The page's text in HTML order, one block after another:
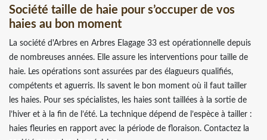
Société taille de haie pour s’occuper de vos
haies au bon moment
La société d'Arbres en Arbres Elagage 33 est opérationnelle depuis
de nombreuses années. Elle assure les interventions pour taille de
haie. Les opérations sont assurées par des élagueurs qualifiés,
compétents et aguerris. Ils savent le bon moment où il faut tailler
les haies. Pour ses spécialistes, les haies sont taillées à la sortie de
l’hiver et à la fin de l’été. La technique dépend de l’espèce à tailler :
haies fleuries en rapport avec la période de floraison. Contactez la